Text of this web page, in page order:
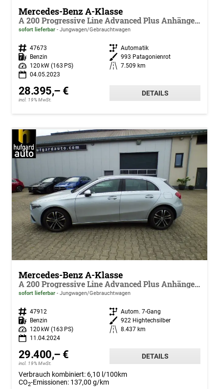
Mercedes-Benz A-Klasse
A 200 Progressive Line Advanced Plus Anhängerkupplung Thermotronic Verkehrszeichen-Assistent Ambientebeleuchtung Kamera KEYLESS GO
sofort lieferbar Jungwagen/Gebrauchtwagen
Fahrzeugnr. 47673 Getriebe Automatik
Kraftstoff
Benzin Außenfarbe 993 Patagonienrot
Leistung
120 kW (163 PS) Kilometerstand 7.509 km
04.05.2023
28.395,– €
incl. 19% MwSt.
DETAILS
Mercedes-Benz A-Klasse
A 200 Progressive Line Advanced Plus Anhängerkupplung Memory Verkehrszeichen Assist Winter Paket Ambientebeleuchtung LED
sofort lieferbar Jungwagen/Gebrauchtwagen
Fahrzeugnr. 47912 Getriebe Autom. 7-Gang
Kraftstoff
Benzin Außenfarbe 922 Hightechsilber
Leistung
120 kW (163 PS) Kilometerstand 8.437 km
11.04.2024
29.400,– €
incl. 19% MwSt.
DETAILS
Verbrauch kombiniert: 6,10 l/100km
CO2-Emissionen: 137,00 g/km